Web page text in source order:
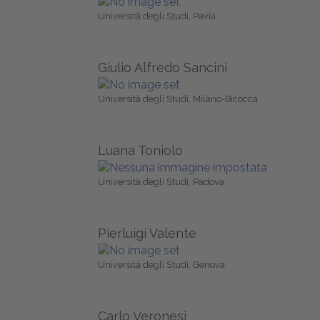
Università degli Studi, Pavia
Giulio Alfredo Sancini
Università degli Studi, Milano-Bicocca
Luana Toniolo
Università degli Studi, Padova
Pierluigi Valente
Università degli Studi, Genova
Carlo Veronesi